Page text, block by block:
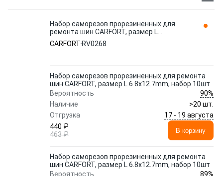
Набор саморезов прорезиненных для
ремонта шин CARFORT, размер L
6.8x12.7mm, набор 10шт RV0268
CARFORT RV0268
Набор саморезов прорезиненных для ремонта
шин CARFORT, размер L 6.8x12.7mm, набор 10шт
Вероятность
90%
Наличие
>20 шт.
Отгрузка
17 - 19 августа
440 ₽
463 ₽
В корзину
Набор саморезов прорезиненных для ремонта
шин CARFORT, размер L 6.8x12.7mm, набор 10шт
Вероятность
89%